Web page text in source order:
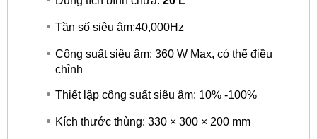
Tần số siêu âm:40,000Hz
Công suất siêu âm: 360 W Max, có thể điều
chỉnh
Thiết lập công suất siêu âm: 10% -100%
Kích thước thùng: 330 × 300 × 200 mm